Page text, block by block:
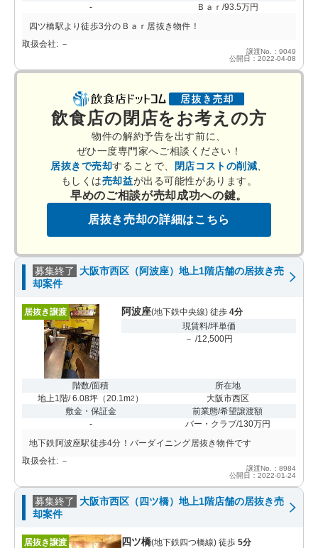
-
Ｂａｒ/93.5万円
四ツ橋駅より徒歩3分のＢａｒ居抜き物件！
取扱会社: －
譲渡No.：9049
公開日：2022-04-08
飲食店の閉店をお考えの方
物件の解約予告を出す前に、
ぜひ一度専門家へご相談ください！
居抜きで売却することで、 閉店コストの削減
もしくは売却益が出る可能性があります。
早めのご相談が売却成功への鍵。
居抜き売却の詳細はこちら
募集終了
大阪市西区（阿波座）地上1階店舗の居抜き売
却案件
居抜き譲渡 阿波座(地下鉄中央線) 徒歩 4分
現賃料/坪単価
－ /12,500円
階数/面積
地上1階/ 6.08坪 （20.1m2 ）
所在地
大阪市西区
敷金・保証金
-
前業態/希望譲渡額
バー・クラブ/130万円
地下鉄阿波座駅徒歩4分！バーダイニング居抜き物件です
取扱会社: －
譲渡No.：8984
公開日：2022-01-24
募集終了
大阪市西区（四ツ橋）地上1階店舗の居抜き売
却案件
居抜き譲渡 四ツ橋(地下鉄四つ橋線) 徒歩 5分